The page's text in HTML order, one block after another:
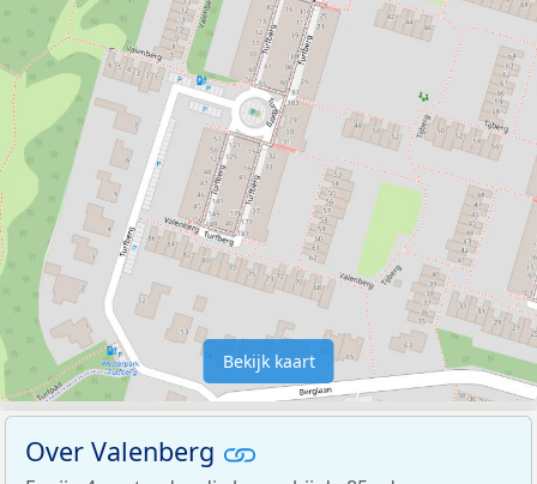
Bekijk kaart
Over Valenberg